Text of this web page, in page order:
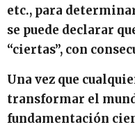
etc., para
se puede declarar
“ciertas”, con
Una vez que
transformar el
fundamentación